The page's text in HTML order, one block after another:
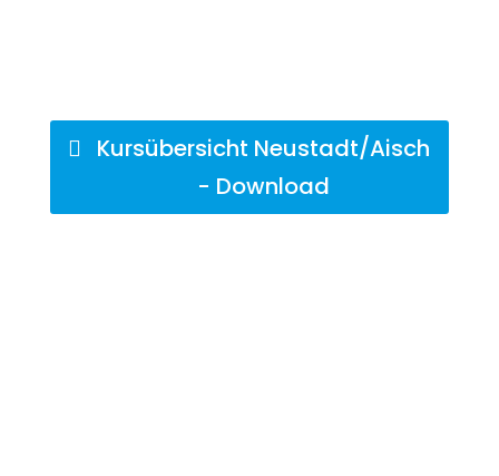
Kursübersicht Neustadt/Aisch
- Download